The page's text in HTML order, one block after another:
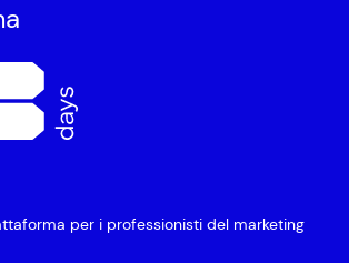
per i professionisti del marketing